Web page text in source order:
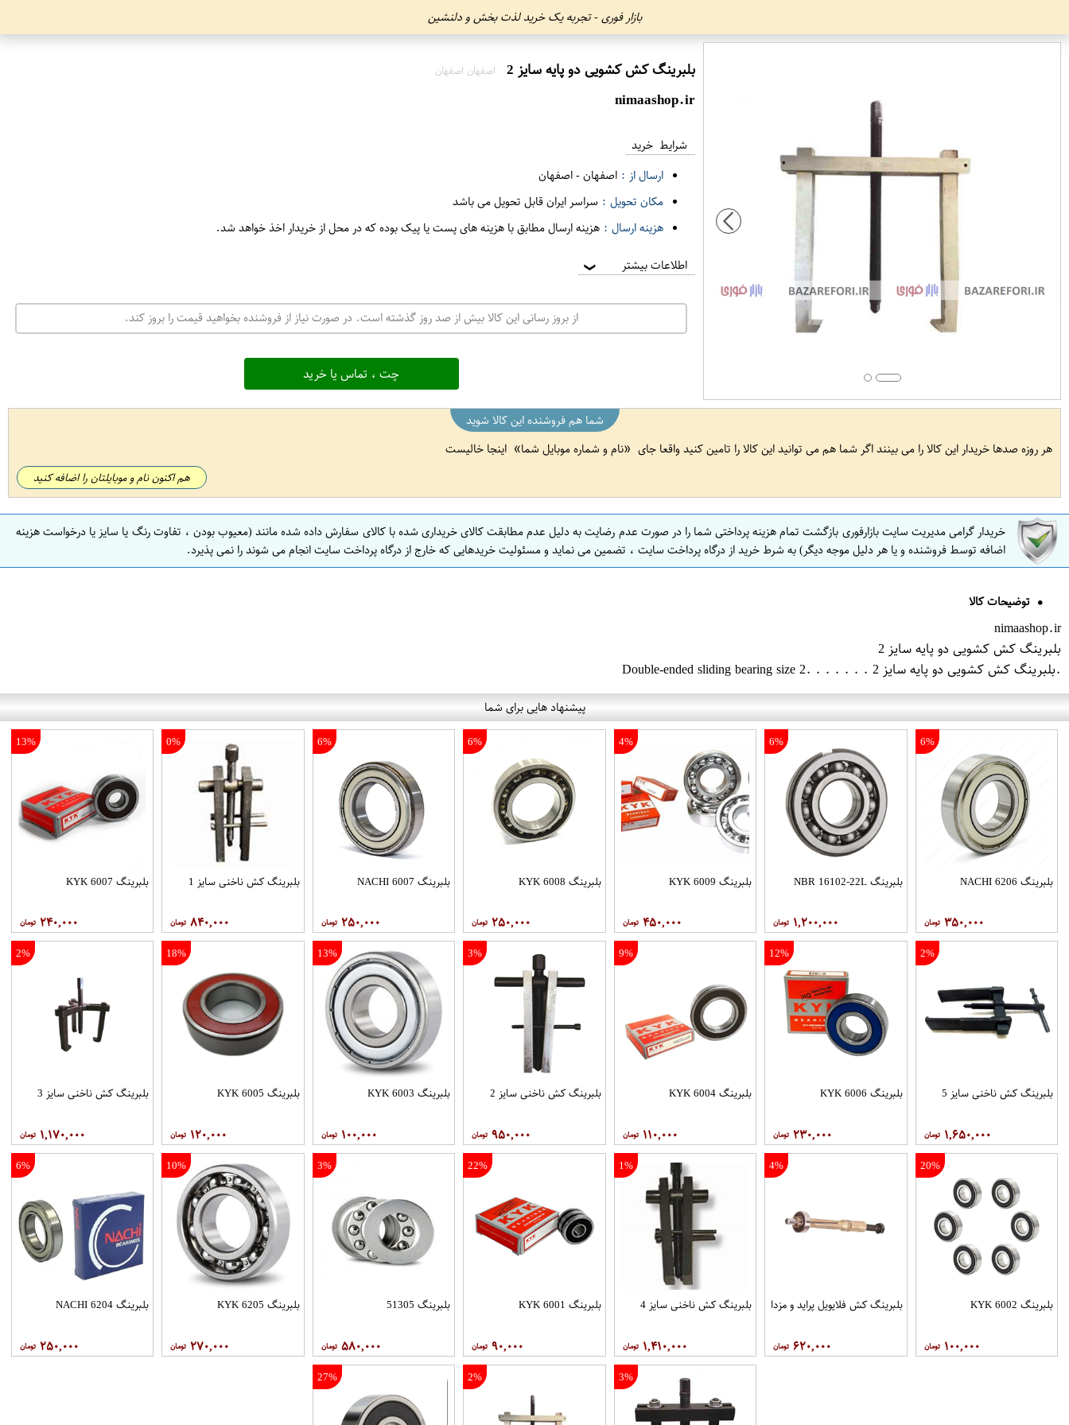
بازار فوری - تجربه یک خرید لذت بخش و دلنشین
بلبرینگ کش کشویی دو پایه سایز 2 اصفهان اصفهان
nimaashop.ir
شرایط خرید
ارسال از : اصفهان-اصفهان
مکان تحویل : سراسر ایران قابل تحویل می باشد
هزینه ارسال : هزینه ارسال مطابق با هزینه های پست یا پیک بوده که در محل از خریدار اخذ خواهد شد.
اطلاعات بیشتر ❯
از بروز رسانی این کالا بیش از صد روز گذشته است. در صورت نیاز از فروشنده بخواهید قیمت را بروز کند.
چت ، تماس یا خرید
شما هم فروشنده این کالا شوید
هر روزه صدها خریدار این کالا را می بینند اگر شما هم می توانید این کالا را تامین کنید واقعا جای
نام و شماره موبایل شما اینجا خالیست
هم اکنون نام و موبایلتان را اضافه کنید
خریدار گرامی مدیریت سایت بازارفوری بازگشت تمام هزینه پرداختی شما را در صورت عدم رضایت به دلیل عدم مطابقت کالای خریداری شده با کالای سفارش داده شده مانند (معیوب بودن ، تفاوت رنگ یا سایز یا درخواست هزینه
اضافه توسط فروشنده و یا هر دلیل موجه دیگر) به شرط خرید از درگاه پرداخت سایت ، تضمین می نماید و مسئولیت خریدهایی که خارج از درگاه پرداخت سایت انجام می شوند را نمی پذیرد.
توضیحات کالا
nimaashop.ir
بلبرینگ کش کشویی دو پایه سایز 2
.بلبرینگ کش کشویی دو پایه سایز 2 . . . . . . .Double-ended sliding bearing size 2
پیشنهاد هایی برای شما
6%
بلبرینگ 6206 NACHI
۳۵۰,۰۰۰
6%
بلبرینگ NBR 16102-22L
۱,۲۰۰,۰۰۰
4%
بلبرینگ 6009 KYK
۴۵۰,۰۰۰
6%
بلبرینگ 6008 KYK
۲۵۰,۰۰۰
6%
بلبرینگ 6007 NACHI
۲۵۰,۰۰۰
0%
بلبرینگ کش ناخنی سایز 1
۸۴۰,۰۰۰
13%
بلبرینگ 6007 KYK
۲۴۰,۰۰۰
2%
بلبرینگ کش ناخنی سایز 5
۱,۶۵۰,۰۰۰
12%
بلبرینگ 6006 KYK
۲۳۰,۰۰۰
9%
بلبرینگ 6004 KYK
۱۱۰,۰۰۰
3%
بلبرینگ کش ناخنی سایز 2
۹۵۰,۰۰۰
13%
بلبرینگ 6003 KYK
۱۰۰,۰۰۰
18%
بلبرینگ 6005 KYK
۱۲۰,۰۰۰
2%
بلبرینگ کش ناخنی سایز 3
۱,۱۷۰,۰۰۰
20%
بلبرینگ 6002 KYK
۱۰۰,۰۰۰
4%
بلبرینگ کش فلایویل پراید و مزدا
۶۲۰,۰۰۰
1%
بلبرینگ کش ناخنی سایز 4
۱,۴۱۰,۰۰۰
22%
بلبرینگ 6001 KYK
۹۰,۰۰۰
3%
بلبرینگ 51305
۵۸۰,۰۰۰
10%
بلبرینگ 6205 KYK
۲۷۰,۰۰۰
6%
بلبرینگ 6204 NACHI
۲۵۰,۰۰۰
3%
2%
27%